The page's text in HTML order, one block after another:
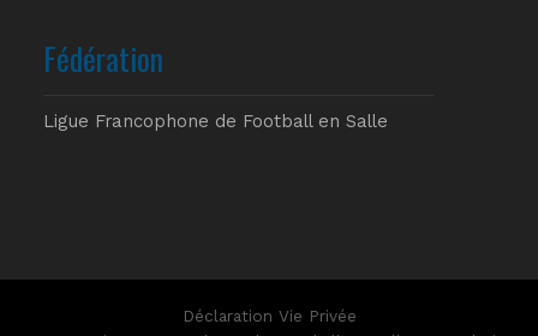
Fédération
Ligue Francophone de Football en Salle
Déclaration Vie Privée